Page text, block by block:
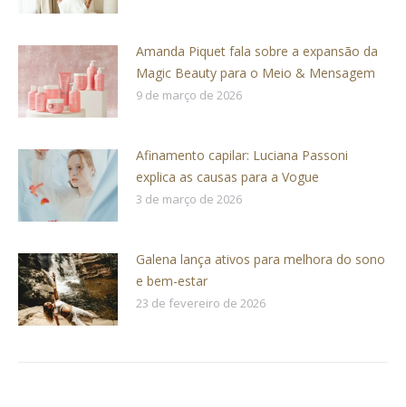
Amanda Piquet fala sobre a expansão da
Magic Beauty para o Meio & Mensagem
9 de março de 2026
Afinamento capilar: Luciana Passoni
explica as causas para a Vogue
3 de março de 2026
Galena lança ativos para melhora do sono
e bem-estar
23 de fevereiro de 2026